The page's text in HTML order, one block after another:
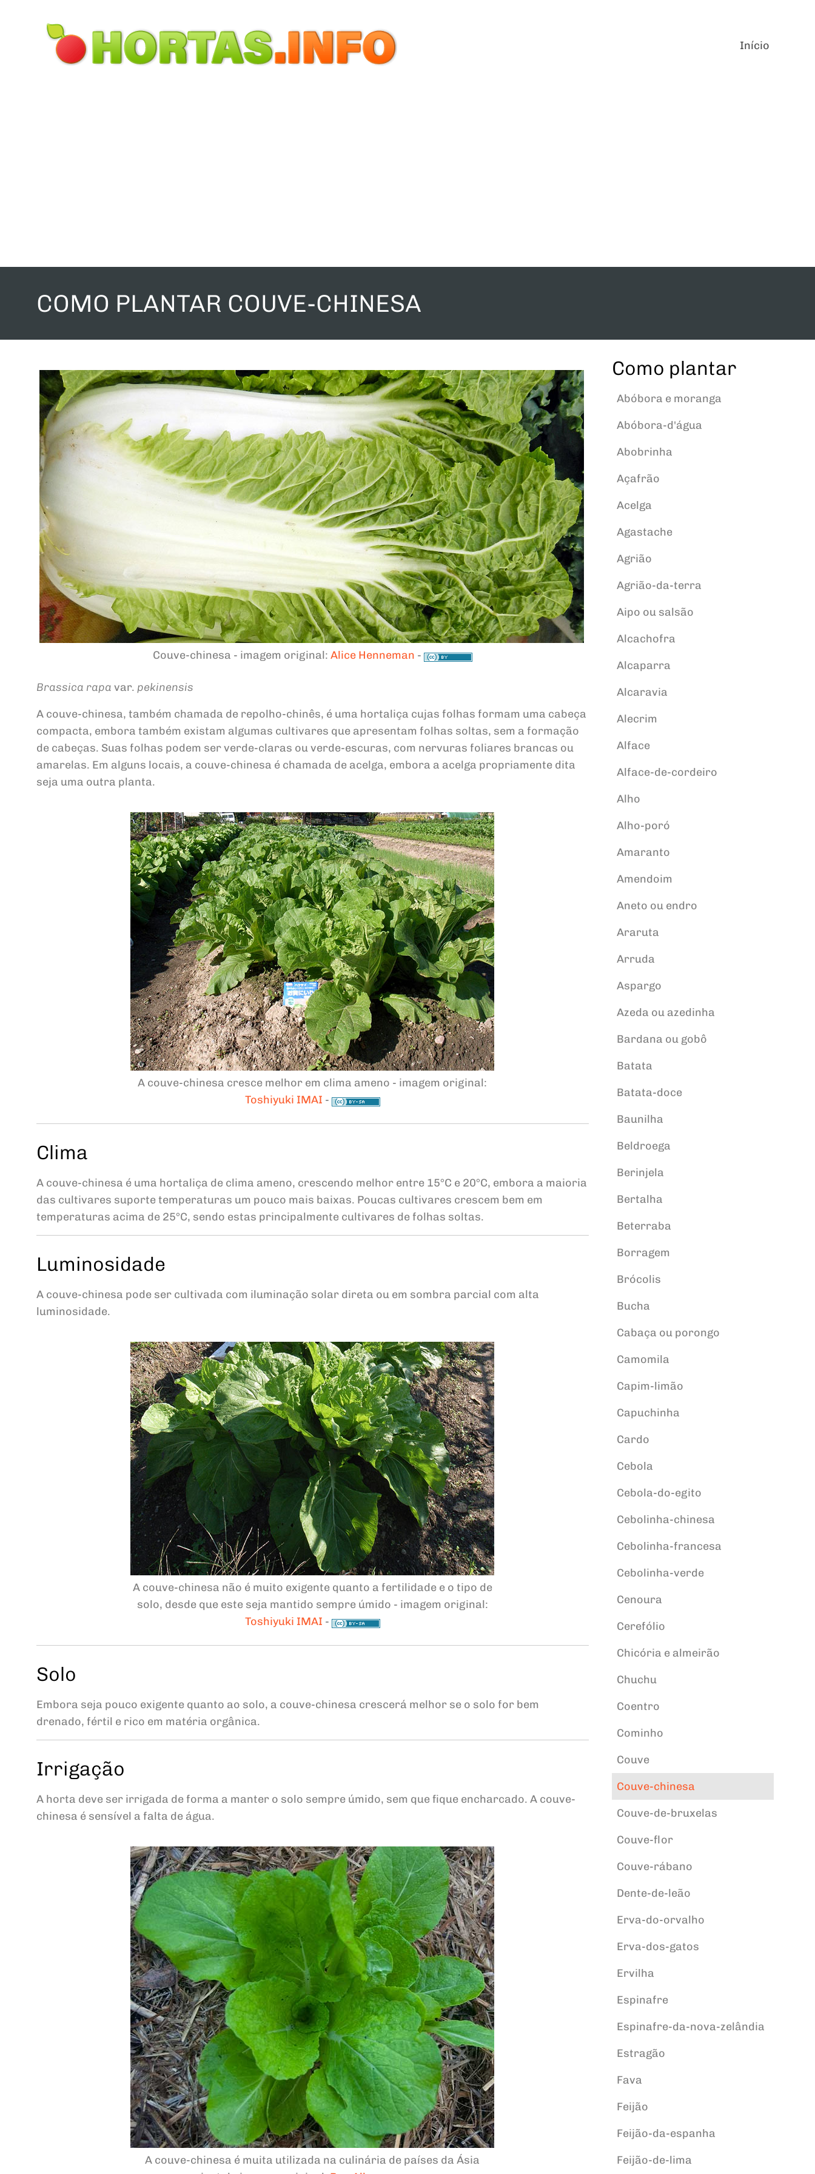
Início
COMO PLANTAR COUVE-CHINESA
Couve-chinesa - imagem original: Alice Henneman -
Brassica rapa var. pekinensis
A couve-chinesa, também chamada de repolho-chinês, é uma hortaliça cujas folhas formam uma cabeça
compacta, embora também existam algumas cultivares que apresentam folhas soltas, sem a formação
de cabeças. Suas folhas podem ser verde-claras ou verde-escuras, com nervuras foliares brancas ou
amarelas. Em alguns locais, a couve-chinesa é chamada de acelga, embora a acelga propriamente dita
seja uma outra planta.
A couve-chinesa cresce melhor em clima ameno - imagem original:
Toshiyuki IMAI -
Clima
A couve-chinesa é uma hortaliça de clima ameno, crescendo melhor entre 15°C e 20°C, embora a maioria
das cultivares suporte temperaturas um pouco mais baixas. Poucas cultivares crescem bem em
temperaturas acima de 25°C, sendo estas principalmente cultivares de folhas soltas.
Luminosidade
A couve-chinesa pode ser cultivada com iluminação solar direta ou em sombra parcial com alta
luminosidade.
A couve-chinesa não é muito exigente quanto a fertilidade e o tipo de
solo, desde que este seja mantido sempre úmido - imagem original:
Toshiyuki IMAI -
Solo
Embora seja pouco exigente quanto ao solo, a couve-chinesa crescerá melhor se o solo for bem
drenado, fértil e rico em matéria orgânica.
Irrigação
A horta deve ser irrigada de forma a manter o solo sempre úmido, sem que fique encharcado. A couve-
chinesa é sensível a falta de água.
A couve-chinesa é muita utilizada na culinária de países da Ásia
Como plantar
Abóbora e moranga
Abóbora-d'água
Abobrinha
Açafrão
Acelga
Agastache
Agrião
Agrião-da-terra
Aipo ou salsão
Alcachofra
Alcaparra
Alcaravia
Alecrim
Alface
Alface-de-cordeiro
Alho
Alho-poró
Amaranto
Amendoim
Aneto ou endro
Araruta
Arruda
Aspargo
Azeda ou azedinha
Bardana ou gobô
Batata
Batata-doce
Baunilha
Beldroega
Berinjela
Bertalha
Beterraba
Borragem
Brócolis
Bucha
Cabaça ou porongo
Camomila
Capim-limão
Capuchinha
Cardo
Cebola
Cebola-do-egito
Cebolinha-chinesa
Cebolinha-francesa
Cebolinha-verde
Cenoura
Cerefólio
Chicória e almeirão
Chuchu
Coentro
Cominho
Couve
Couve-chinesa
Couve-de-bruxelas
Couve-flor
Couve-rábano
Dente-de-leão
Erva-do-orvalho
Erva-dos-gatos
Ervilha
Espinafre
Espinafre-da-nova-zelândia
Estragão
Fava
Feijão
Feijão-da-espanha
Feijão-de-lima